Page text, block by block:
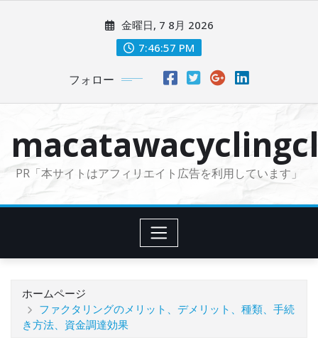
に
金曜日, 7 8月 2026
7:46:58 PM
フォロー
PR「本サイトはアフィリエイト広告を利用しています」
ホームページ
ファクタリングのメリット、デメリット、種類、手続
き方法、資金調達効果